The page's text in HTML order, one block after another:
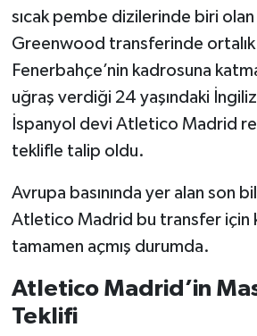
sıcak pembe dizilerinde biri
Greenwood transferinde ortalık
Fenerbahçe’nin kadrosuna
uğraş verdiği 24 yaşındaki İngiliz
İspanyol devi Atletico Madrid
teklifle talip oldu.
Avrupa basınında yer alan son
Atletico Madrid bu transfer için
tamamen açmış durumda.
Atletico Madrid’in
Teklifi